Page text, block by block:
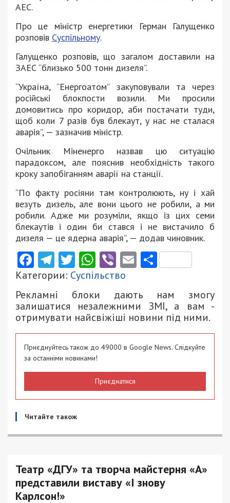
АЕС.
Про це міністр енергетики Герман Галущенко
розповів Суспільному.
Галущенко розповів, що загалом доставили на
ЗАЕС “близько 500 тонн дизеля”.
“Україна, “Енергоатом” закуповували та через
російські блокпости возили. Ми просили
домовитись про коридор, аби постачати туди,
щоб коли 7 разів був блекаут, у нас не сталася
аварія”, — зазначив міністр.
Очільник Міненерго назвав цю ситуацію
парадоксом, але пояснив необхідність такого
кроку запобіганням аварії на станції.
“По факту росіяни там контролюють, ну і хай
везуть дизель, але вони цього не робили, а ми
робили. Адже ми розуміли, якщо із цих семи
блекаутів і один би стався і не вистачило б
дизеля — це ядерна аварія”, — додав чиновник.
Facebook
Telegram
Twitter
WhatsApp
ViberEmail
Категории: Суспільство
Рекламні блоки дають нам змогу
залишатися незалежними ЗМІ, а вам -
отримувати найсвіжіші новини під ними.
Приєднуйтесь також до 49000 в Google News. Слідкуйте
за останніми новинами!
Приєднатися
Читайте також
Театр «ДГУ» та творча майстерня «А»
представили виставу «І знову
Карлсон!»